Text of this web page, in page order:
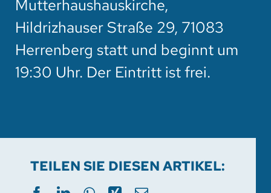
Mutterhaushauskirche,
Hildrizhauser Straße 29, 71083
Herrenberg statt und beginnt um
19:30 Uhr. Der Eintritt ist frei.
TEILEN SIE DIESEN ARTIKEL: